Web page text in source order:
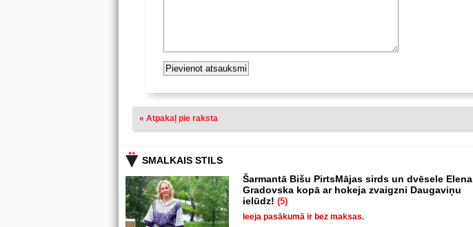
« Atpakaļ pie raksta
SMALKAIS STILS
Šarmantā Bišu PirtsMājas sirds un dvēsele Elena
Gradovska kopā ar hokeja zvaigzni Daugaviņu
ielūdz! (5)
Ieeja pasākumā ir bez maksas.